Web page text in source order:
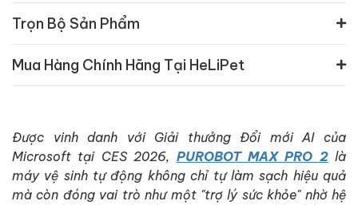
Trọn Bộ Sản Phẩm
Mua Hàng Chính Hãng Tại HeLiPet
Được vinh danh với Giải thưởng Đổi mới AI của
Microsoft tại CES 2026, PUROBOT MAX PRO 2là
máy vệ sinh tự động không chỉ tự làm sạch hiệu quả
mà còn đóng vai trò như một "trợ lý sức khỏe" nhờ hệ